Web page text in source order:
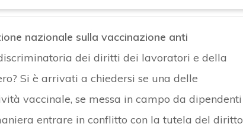
nazionale sulla vaccinazione anti
dei diritti dei lavoratori e della
Si è arrivati a chiedersi se una delle
vaccinale, se messa in campo da dipendenti
entrare in conflitto con la tutela del diritto